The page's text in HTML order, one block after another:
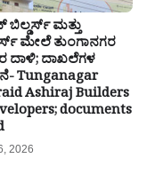
ಬಿಲ್ಡರ್ಸ್ ಮತ್ತು
ಮೇಲೆ ತುಂಗಾನಗರ
ದಾಳಿ; ದಾಖಲೆಗಳ
Tunganagar
Ashiraj Builders
documents
2026